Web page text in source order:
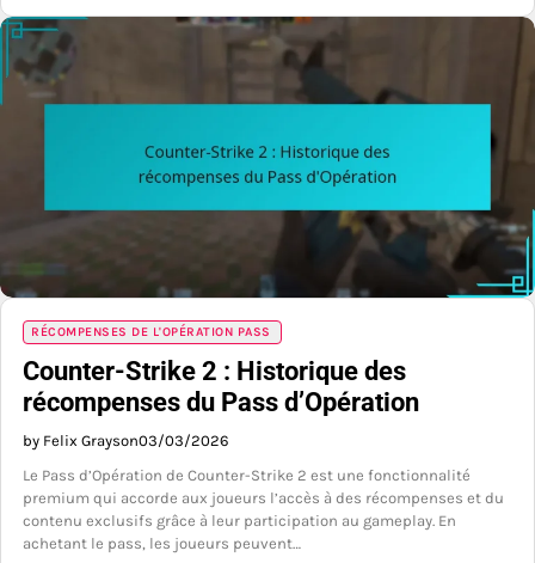
RÉCOMPENSES DE L'OPÉRATION PASS
Counter-Strike 2 : Historique des
récompenses du Pass d’Opération
by Felix Grayson03/03/2026
Le Pass d’Opération de Counter-Strike 2 est une fonctionnalité
premium qui accorde aux joueurs l’accès à des récompenses et du
contenu exclusifs grâce à leur participation au gameplay. En
achetant le pass, les joueurs peuvent…